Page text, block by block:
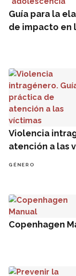
Guía para la
de impacto en
Violencia
atención a las
GÉNERO
Violencia
Copenhagen
Copenhagen
Prevenir la